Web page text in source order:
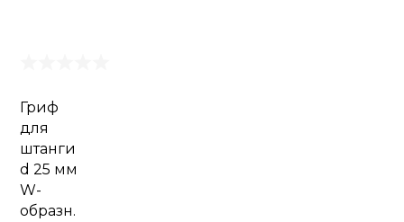
Гриф
для
штанги
d 25 мм
W-
образн.